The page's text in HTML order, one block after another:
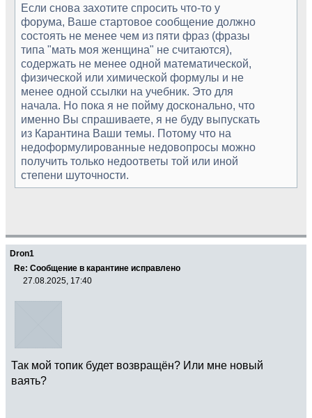
Если снова захотите спросить что-то у
форума, Ваше стартовое сообщение должно
состоять не менее чем из пяти фраз (фразы
типа "мать моя женщина" не считаются),
содержать не менее одной математической,
физической или химической формулы и не
менее одной ссылки на учебник. Это для
начала. Но пока я не пойму досконально, что
именно Вы спрашиваете, я не буду выпускать
из Карантина Ваши темы. Потому что на
недоформулированные недовопросы можно
получить только недоответы той или иной
степени шуточности.
Dron1
Re: Сообщение в карантине исправлено
27.08.2025, 17:40
Так мой топик будет возвращён? Или мне новый
ваять?